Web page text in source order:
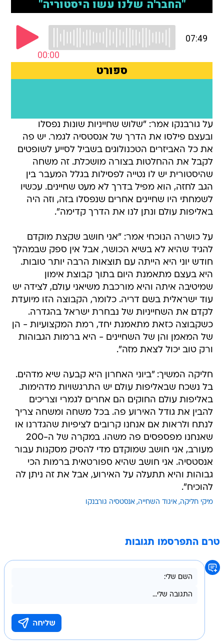
על גורבנקו אמר: "שלוש שחייניות שונות נפסלו
ובעצם פילסו את הדרך של אנסטסיה לגמר. יש פה
את כל האביזרים הטכנולוגים בשביל לסייע לשופטים
לקבל את ההחלטות בצורה מושכלת. זה משחה
שהיסטורית יש לו נטייה לפסילות בגלל המעבר בין
הגב לחזה, הוא מפיל בדרך לא מעט שחיינים. עכשיו
לשמחתי היו שחיינים אחרים שנפסלו בזה, וזה היה
באליפות עולם ונתן לנו את הדרך קדימה".
על כושרה הנוכחי אמר: "אני חושב שקצת מוקדם
להגיד שהיא לא בשיא הכושר, אבל אין ספק שבמהלך
חודש יוני היא הייתה עם תוצאות הרבה יותר טובות.
היא בעצם מתאמנת היום בתוך קבוצת אימון
שמיטיבה איתה והיא מורכבת משיאני עולם, לצידה יש
עוד ישראלית בשם דריה. כלומר, הקבוצה הזו מיועדת
לקדם את השחייניות של נבחרת ישראל בהגדרה.
כשקבוצה כזאת מתאמנת יחד, רמת המקצועיות - הן
של המאמן והן של השחיינים - היא ברמות הגבוהות
ורק טוב יכול לצאת מזה".
חליקה המשיך: "ביוני האחרון היא קבעה שיא מדהים.
בל נשכח שבאליפות עולם יש התרגשויות מדהימות.
באליפות עולם החוקים הם אחרים לגמרי וצריכים
להבין את גודל האירוע פה. בכל משחה ומשחה צריך
לנתח ולראות אם אנחנו קרובים לציפיות שהגדרנו או
שאנחנו מפספסים פה משהו. במקרה של ה-200
מעורב, אני חושב שמוקדם מדי להסיק מסקנות עבור
אנסטסיה. אני חושב שהיא ספורטאית ברמות הכי
גבוהות והיא תתעלה על האירוע, אבל את זה ניתן לה
להוכיח".
מיקי חליקה איגוד השחייה אנסטסיה גורבנקו
טרם התפרסמו תגובות